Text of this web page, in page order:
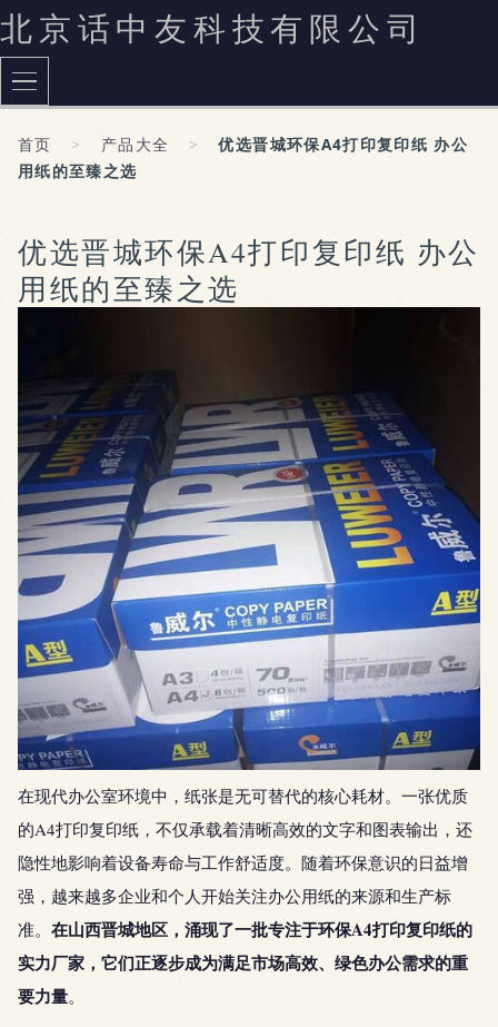
北京话中友科技有限公司
首页 > 产品大全 >
优选晋城环保A4打印复印纸 办公
用纸的至臻之选
优选晋城环保A4打印复印纸 办公
用纸的至臻之选
在现代办公室环境中，纸张是无可替代的核心耗材。一张优质
的A4打印复印纸，不仅承载着清晰高效的文字和图表输出，还
隐性地影响着设备寿命与工作舒适度。随着环保意识的日益增
强，越来越多企业和个人开始关注办公用纸的来源和生产标
准。 在山西晋城地区，涌现了一批专注于环保A4打印复印纸的
实力厂家，它们正逐步成为满足市场高效、绿色办公需求的重
要力量。